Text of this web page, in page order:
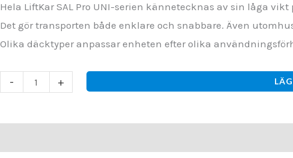
Hela LiftKar SAL Pro UNI-serien kännetecknas av sin låga vikt
Det gör transporten både enklare och snabbare. Även
Olika däcktyper anpassar enheten efter olika
-
LIFTKAR
UNI
+